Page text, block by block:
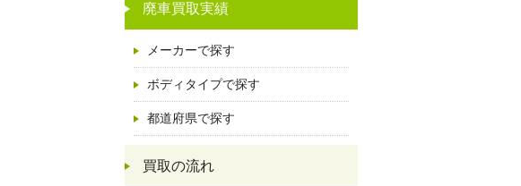
廃車買取実績
メーカーで探す
ボディタイプで探す
都道府県で探す
買取の流れ